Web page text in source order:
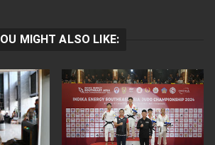
MIGHT ALSO LIKE: